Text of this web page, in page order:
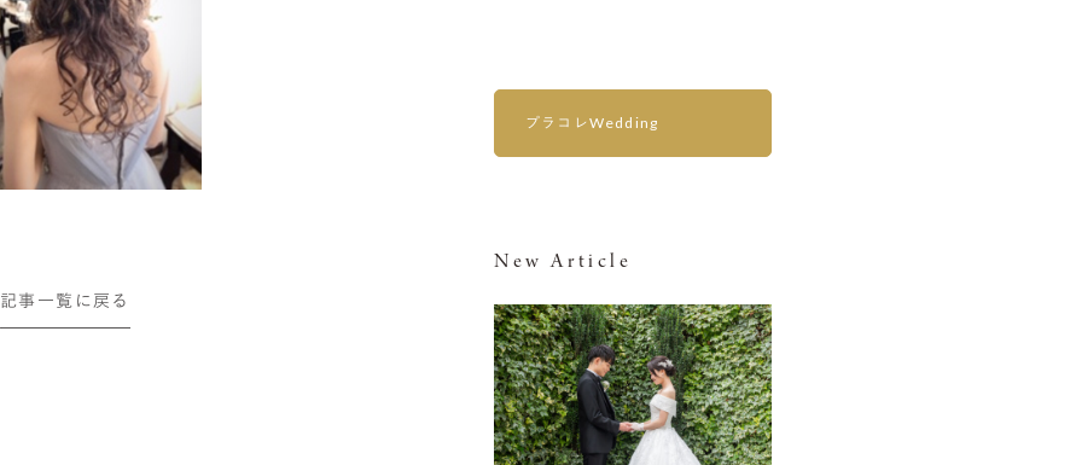
記事一覧に戻る
プラコレWedding
New Article